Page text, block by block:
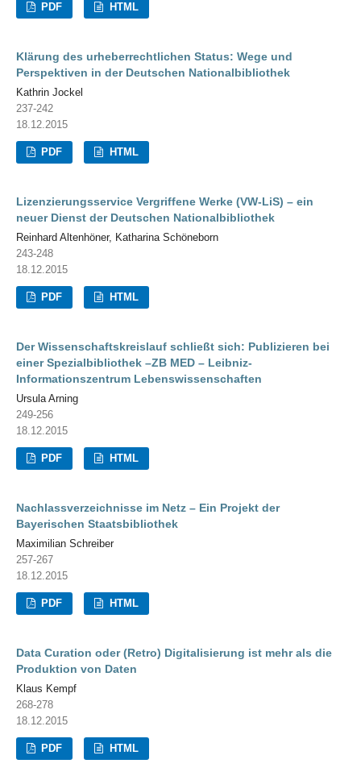
PDF HTML
Klärung des urheberrechtlichen Status: Wege und
Perspektiven in der Deutschen Nationalbibliothek
Kathrin Jockel
237-242
18.12.2015
PDF HTML
Lizenzierungsservice Vergriffene Werke (VW-LiS) – ein
neuer Dienst der Deutschen Nationalbibliothek
Reinhard Altenhöner, Katharina Schöneborn
243-248
18.12.2015
PDF HTML
Der Wissenschaftskreislauf schließt sich: Publizieren bei
einer Spezialbibliothek –ZB MED – Leibniz-
Informationszentrum Lebenswissenschaften
Ursula Arning
249-256
18.12.2015
PDF HTML
Nachlassverzeichnisse im Netz – Ein Projekt der
Bayerischen Staatsbibliothek
Maximilian Schreiber
257-267
18.12.2015
PDF HTML
Data Curation oder (Retro) Digitalisierung ist mehr als die
Produktion von Daten
Klaus Kempf
268-278
18.12.2015
PDF HTML